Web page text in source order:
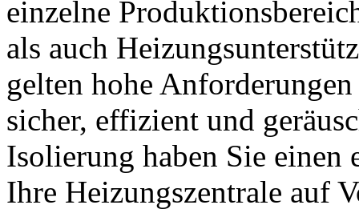
einzelne
als auch
gelten hohe
sicher, effizient und
Isolierung haben Sie einen
Ihre Heizungszentrale auf